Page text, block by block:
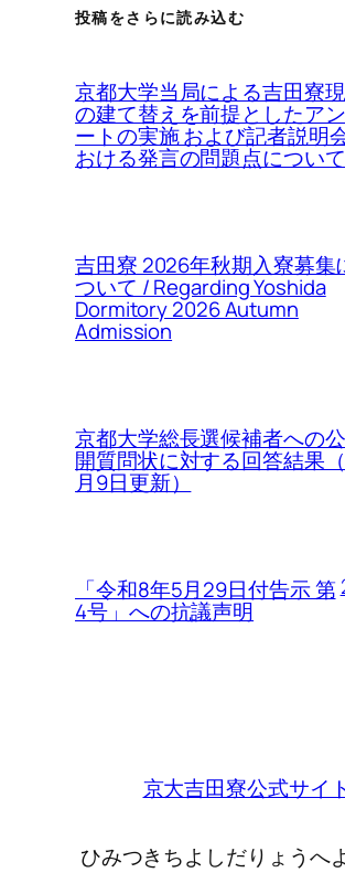
投稿をさらに読み込む
京都大学当局による吉田寮
の建て替えを前提としたア
ートの実施 および記者説明
おける発言の問題点について
吉田寮 2026年秋期入寮募集
ついて / Regarding Yoshida
Dormitory 2026 Autumn
Admission
京都大学総長選候補者への公
開質問状に対する回答結果
月9日更新）
「令和8年5月29日付告示 第
4号」への抗議声明
京大吉田寮公式サイ
ひみつきちよしだりょうへ